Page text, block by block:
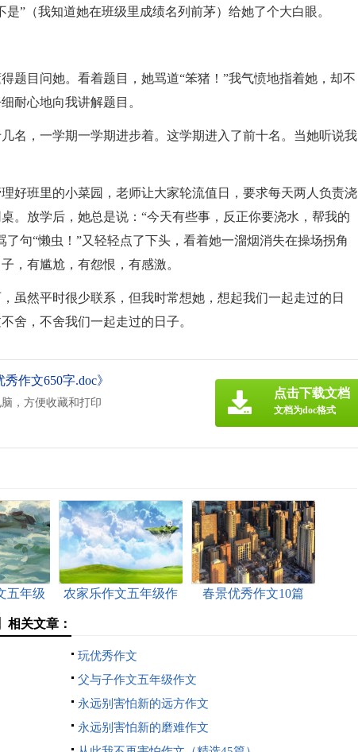
”（我知道她在班级里成绩名列前茅）给她了个大白眼。
题目问她。看着题目，她骂道“笨猪！”我气愤地指着她，却不
耐心地向我讲解题目。
名，一学期一学期进步着。这学期进入了前十名。当她听说我
好班里的小菜园，老师让大家轮流值日，要求每天两人负责浇
。放学后，她总是说：“今天有些事，反正你要浇水，帮我的
句“懒虫！”又轻轻点了下头，看着她一溜烟消失在操场拐角
有尴尬，有怨恨，有感激。
虽然平时很少联系，但我时常想她，想起我们一起走过的日
舍，不舍我们一起走过的日子。
作文650字.doc》
，方便收藏和打印
点击下载文档
文档为doc格式
五年级
农家乐作文五年级作
春景优秀作文10篇
相关文章：
玩优秀作文
父与子作文五年级作文
永远别害怕新的远方作文
永远别害怕新的磨难作文